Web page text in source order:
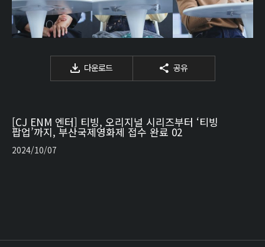
다운로드 공유
[CJ ENM 엔터] 티빙, 오리지널 시리즈부터 ‘티빙
팝업’까지, 부산국제영화제 접수 완료 02
2024/10/07